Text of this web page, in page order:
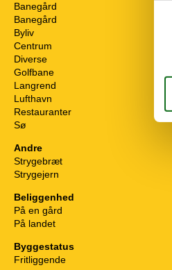
Banegård
Banegård
Byliv
Centrum
Diverse
Golfbane
Langrend
Lufthavn
Restauranter
Sø
Andre
Strygebræt
Strygejern
Beliggenhed
På en gård
På landet
Byggestatus
Fritliggende